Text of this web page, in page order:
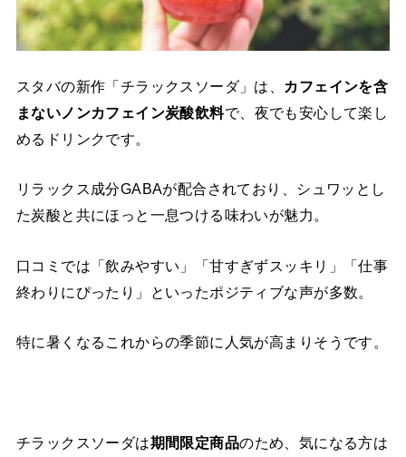
スタバの新作「チラックスソーダ」は、 カフェインを含
まないノンカフェイン炭酸飲料で、夜でも安心して楽し
めるドリンクです。
リラックス成分GABAが配合されており、シュワッとし
た炭酸と共にほっと一息つける味わいが魅力。
口コミでは「飲みやすい」「甘すぎずスッキリ」「仕事
終わりにぴったり」といったポジティブな声が多数。
特に暑くなるこれからの季節に人気が高まりそうです。
チラックスソーダは期間限定商品のため、気になる方は